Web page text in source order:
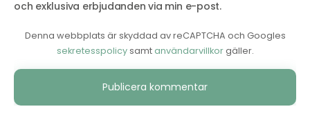
och exklusiva erbjudanden via min e-post.
Denna webbplats är skyddad av reCAPTCHA och Googles
sekretesspolicysamtanvändarvillkorgäller.
Alternative: